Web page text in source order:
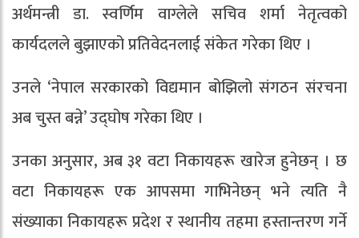
अर्थमन्त्री डा. स्वर्णिम वाग्लेले सचिव शर्मा नेतृत्वको
कार्यदलले बुझाएको प्रतिवेदनलाई संकेत गरेका थिए ।
उनले ‘नेपाल सरकारको विद्यमान बोझिलो संगठन संरचना
अब चुस्त बन्ने’ उद्घोष गरेका थिए ।
उनका अनुसार, अब ३१ वटा निकायहरू खारेज हुनेछन् । छ
वटा निकायहरू एक आपसमा गाभिनेछन् भने त्यति नै
संख्याका निकायहरू प्रदेश र स्थानीय तहमा हस्तान्तरण गर्ने